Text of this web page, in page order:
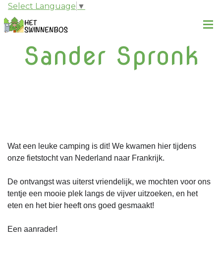
Select Language ▼
Sander Spronk
Wat een leuke camping is dit! We kwamen hier tijdens
onze fietstocht van Nederland naar Frankrijk.
De ontvangst was uiterst vriendelijk, we mochten voor ons
tentje een mooie plek langs de vijver uitzoeken, en het
eten en het bier heeft ons goed gesmaakt!
Een aanrader!